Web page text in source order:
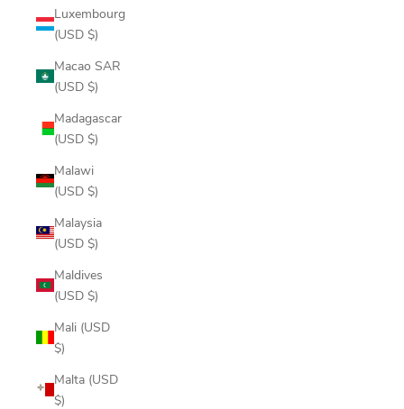
Luxembourg
(USD $)
Macao SAR
(USD $)
Madagascar
(USD $)
Malawi
(USD $)
Malaysia
(USD $)
Maldives
(USD $)
Mali (USD
$)
Malta (USD
$)